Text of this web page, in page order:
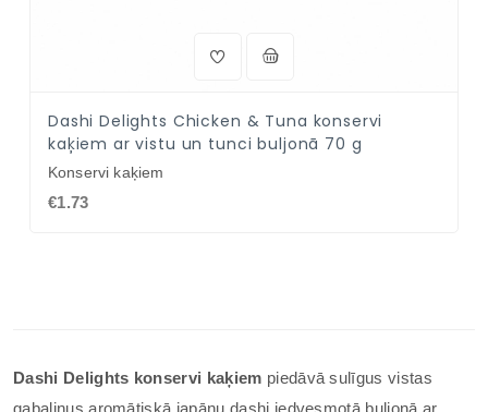
Dashi Delights Chicken & Tuna konservi
kaķiem ar vistu un tunci buljonā 70 g
Konservi kaķiem
€1.73
Dashi Delights konservi kaķiem piedāvā sulīgus vistas
gabaliņus aromātiskā japāņu dashi iedvesmotā buljonā ar